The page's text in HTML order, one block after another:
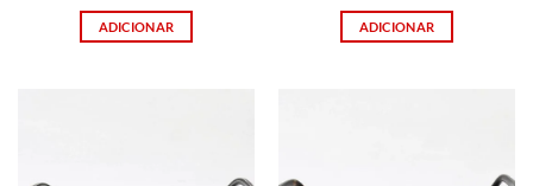
ADICIONAR ADICIONAR